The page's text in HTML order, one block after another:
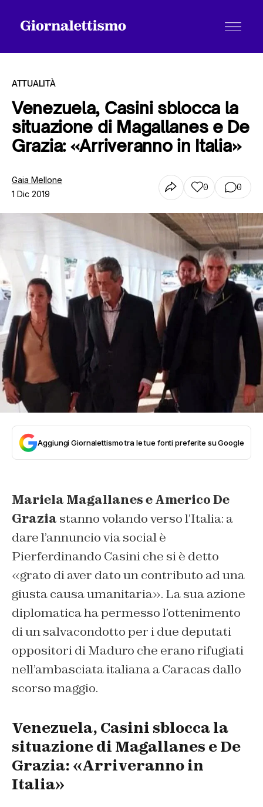
Tutti gli articoli
Chi siamo
Contatti
ATTUALITÀ
Venezuela, Casini sblocca la
situazione di Magallanes e De
Grazia: «Arriveranno in Italia»
Gaia Mellone
1 Dic 2019
0 0
Aggiungi Giornalettismo tra le tue fonti preferite su Google
Mariela Magallanes e Americo De
Grazia stanno volando verso l’Italia: a
dare l’annuncio via social è
Pierferdinando Casini che si è detto
«grato di aver dato un contributo ad una
giusta causa umanitaria». La sua azione
diplomatica ha permesso l’ottenimento
di un salvacondotto per i due deputati
oppositori di Maduro che erano rifugiati
nell’ambasciata italiana a Caracas dallo
scorso maggio.
Venezuela, Casini sblocca la
situazione di Magallanes e De
Grazia: «Arriveranno in
Italia»